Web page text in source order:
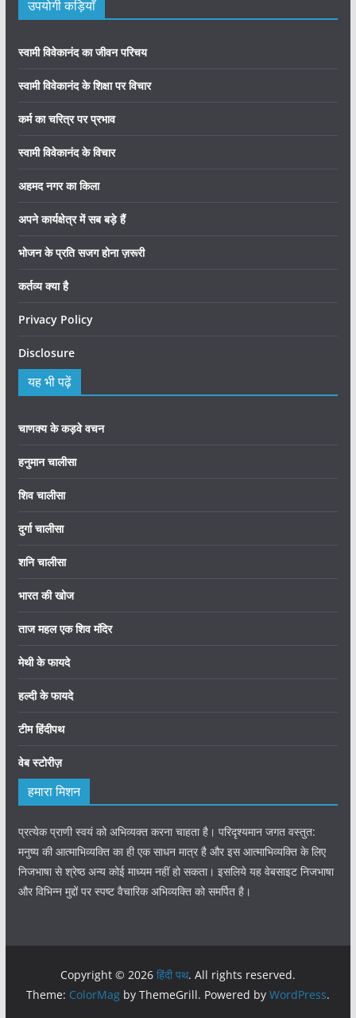
उपयोगी कड़ियाँ
स्वामी विवेकानंद का जीवन परिचय
स्वामी विवेकानंद के शिक्षा पर विचार
कर्म का चरित्र पर प्रभाव
स्वामी विवेकानंद के विचार
अहमद नगर का किला
अपने कार्यक्षेत्र में सब बड़े हैं
भोजन के प्रति सजग होना ज़रूरी
कर्तव्य क्या है
Privacy Policy
Disclosure
यह भी पढ़ें
चाणक्य के कड़वे वचन
हनुमान चालीसा
शिव चालीसा
दुर्गा चालीसा
शनि चालीसा
भारत की खोज
ताज महल एक शिव मंदिर
मेथी के फायदे
हल्दी के फायदे
टीम हिंदीपथ
वेब स्टोरीज़
हमारा मिशन
प्रत्येक प्राणी स्वयं को अभिव्यक्त करना चाहता है। परिदृश्यमान जगत वस्तुत:
मनुष्य की आत्माभिव्यक्ति का ही एक साधन मात्र है और इस आत्माभिव्यक्ति के लिए
निजभाषा से श्रेष्ठ अन्य कोई माध्यम नहीं हो सकता। इसलिये यह वेबसाइट निजभाषा
और विभिन्न मुद्दों पर स्पष्ट वैचारिक अभिव्यक्ति को समर्पित है।
Copyright © 2026 हिंदी पथ. All rights reserved.
Theme: ColorMagby ThemeGrill. Powered by WordPress.